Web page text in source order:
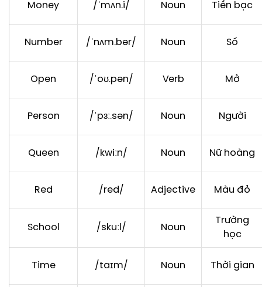
Money /ˈmʌn.i/ Noun Tiền bạc
Number /ˈnʌm.bər/ Noun Số
Open /ˈoʊ.pən/ Verb Mở
Person /ˈpɜː.sən/ Noun Người
Queen /kwiːn/ Noun Nữ hoàng
Red /red/ Adjective Màu đỏ
School /skuːl/ Noun
Trường
học
Time /taɪm/ Noun Thời gian